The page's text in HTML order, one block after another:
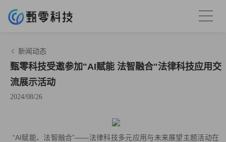
新闻动态
甄零科技受邀参加"AI赋能 法智融合"法律科技应用交
流展示活动
2024/08/26
“AI赋能、法智融合”——法律科技多元应用与未来展望主题活动在